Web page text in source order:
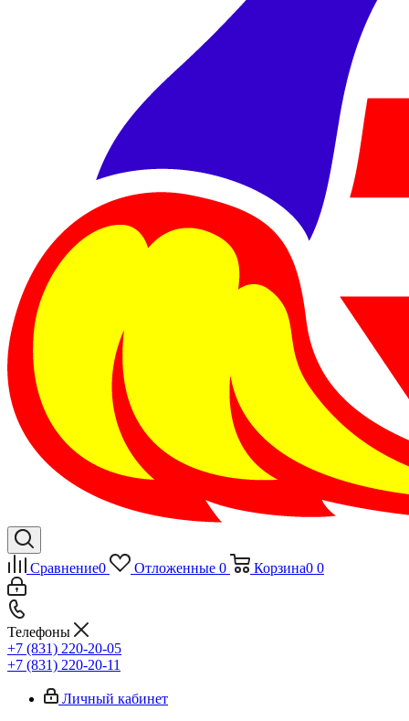
Сравнение0 Отложенные 0 Корзина0 0
Телефоны
+7 (831) 220-20-05
+7 (831) 220-20-11
Личный кабинет